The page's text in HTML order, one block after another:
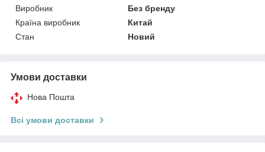
Виробник
Без бренду
Країна виробник
Китай
Стан
Новий
Умови доставки
Нова Пошта
Всі умови доставки